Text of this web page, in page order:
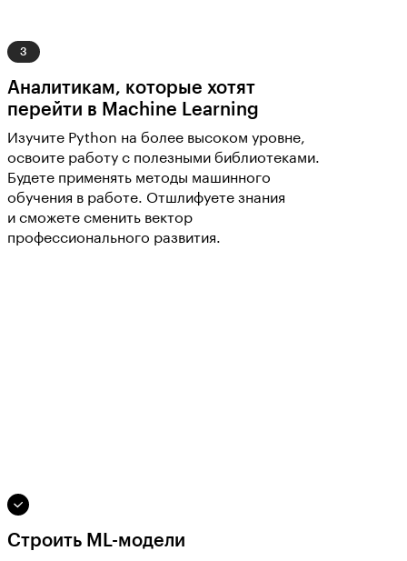
Аналитикам, которые хотят
перейти в Machine Learning
Изучите Python на более высоком уровне,
освоите работу с полезными библиотеками.
Будете применять методы машинного
обучения в работе. Отшлифуете знания
и сможете сменить вектор
профессионального развития.
Строить ML-модели